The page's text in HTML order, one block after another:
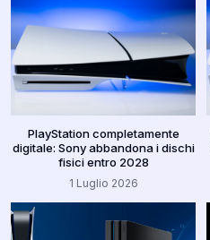
PlayStation completamente
digitale: Sony abbandona i dischi
fisici entro 2028
1 Luglio 2026